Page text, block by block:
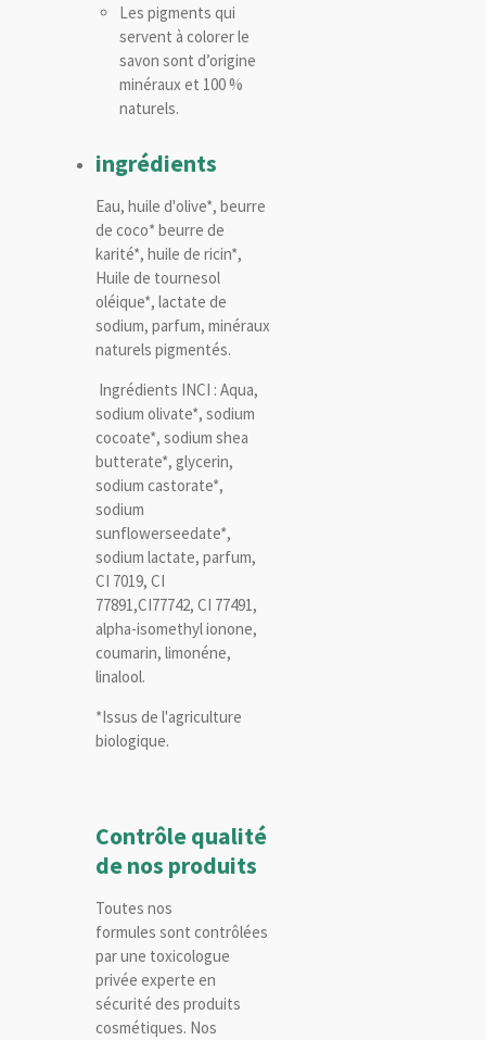
Les pigments qui
servent à colorer le
savon sont d’origine
minéraux et 100 %
naturels.
ingrédients
Eau, huile d'olive*, beurre
de coco* beurre de
karité*, huile de ricin*,
Huile de tournesol
oléique*, lactate de
sodium, parfum, minéraux
naturels pigmentés.
Ingrédients INCI : Aqua,
sodium olivate*, sodium
cocoate*, sodium shea
butterate*, glycerin,
sodium castorate*,
sodium
sunflowerseedate*,
sodium lactate, parfum,
CI 7019, CI
77891,CI77742, CI 77491,
alpha-isomethyl ionone,
coumarin, limonéne,
linalool.
*Issus de l'agriculture
biologique.
Contrôle qualité
de nos produits
Toutes nos
formules sont contrôlées
par une toxicologue
privée experte en
sécurité des produits
cosmétiques. Nos